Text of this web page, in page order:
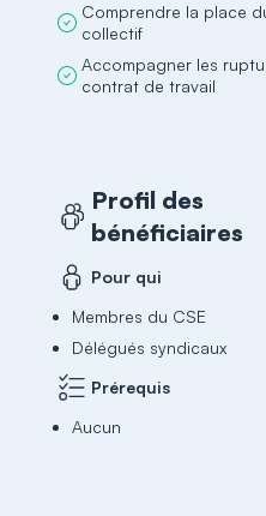
Comprendre la place
collectif
Accompagner les
contrat de travail
Profil des
bénéficiaires
Pour qui
Membres du CSE
Délégués syndicaux
Prérequis
Aucun